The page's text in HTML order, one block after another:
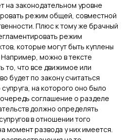
на законодательном уровне
режим общей, совместной
Плюс к тому же брачный
режим
которые могут быть куплены
можно в тексте
то, что все движимое или
будет по закону считаться
на которого оно было
соглашение о разделе
должно определять
в отношении того
момент развода у них имеется.